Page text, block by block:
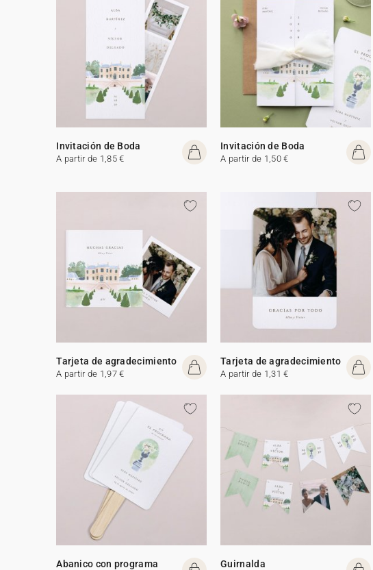
Invitación de Boda
A partir de 1,85 €
Invitación de Boda
A partir de 1,50 €
Tarjeta de agradecimiento
A partir de 1,97 €
Tarjeta de agradecimiento
A partir de 1,31 €
Abanico con programa Guirnalda